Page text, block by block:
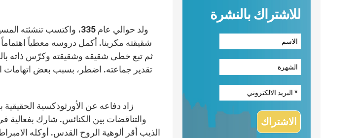
ولد حوالي عام 335،
شقيقته مكرينا. أكمل دروسه معطياً
ثم تبع خطى شقيقه وشقيقته وكرّس ذاته
تقدير جماعته. اضطر، بسبب بعض اتهامات
زاد دفاعه عن الأورثوذكسية
الذيب أقر ألوهية الروح القدس. أوكله
للاشتراك بالنشرة